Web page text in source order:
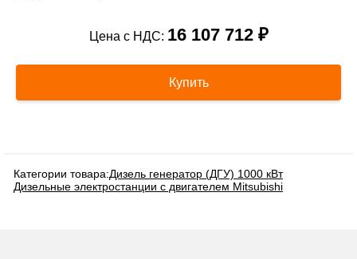
Цена с НДС: 16 107 712 ₽
Купить
Категории товара:Дизель генератор (ДГУ) 1000 кВт
Дизельные электростанции с двигателем Mitsubishi